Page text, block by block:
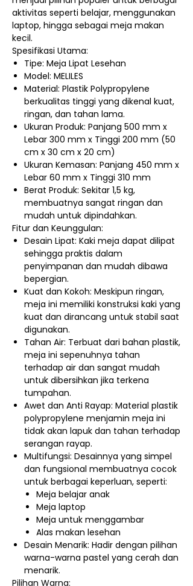
aktivitas seperti belajar, menggunakan
laptop, hingga sebagai meja makan
kecil.
Spesifikasi Utama:
Tipe: Meja Lipat Lesehan
Model: MELILES
Material: Plastik Polypropylene
berkualitas tinggi yang dikenal kuat,
ringan, dan tahan lama.
Ukuran Produk: Panjang 500 mm x
Lebar 300 mm x Tinggi 200 mm (50
cm x 30 cm x 20 cm)
Ukuran Kemasan: Panjang 450 mm x
Lebar 60 mm x Tinggi 310 mm
Berat Produk: Sekitar 1,5 kg,
membuatnya sangat ringan dan
mudah untuk dipindahkan.
Fitur dan Keunggulan:
Desain Lipat: Kaki meja dapat dilipat
sehingga praktis dalam
penyimpanan dan mudah dibawa
bepergian.
Kuat dan Kokoh: Meskipun ringan,
meja ini memiliki konstruksi kaki yang
kuat dan dirancang untuk stabil saat
digunakan.
Tahan Air: Terbuat dari bahan plastik,
meja ini sepenuhnya tahan
terhadap air dan sangat mudah
untuk dibersihkan jika terkena
tumpahan.
Awet dan Anti Rayap: Material plastik
polypropylene menjamin meja ini
tidak akan lapuk dan tahan terhadap
serangan rayap.
Multifungsi: Desainnya yang simpel
dan fungsional membuatnya cocok
untuk berbagai keperluan, seperti:
Meja belajar anak
Meja laptop
Meja untuk menggambar
Alas makan lesehan
Desain Menarik: Hadir dengan pilihan
warna-warna pastel yang cerah dan
menarik.
Pilihan Warna: